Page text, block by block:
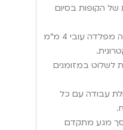
של הקופות בסיום
בנויה מפלדה עובי 4 מ"מ
לשלוט במזומנים
עבודה עם כל
מגע מתקדם